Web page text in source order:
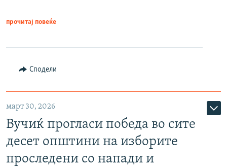
прочитај повеќе
Сподели
март 30, 2026
Вучиќ прогласи победа во сите
десет општини на изборите
проследени со напади и